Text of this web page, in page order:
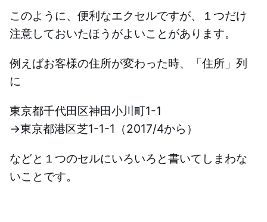
このように、便利なエクセルですが、１つだけ
注意しておいたほうがよいことがあります。
例えばお客様の住所が変わった時、「住所」列
に
東京都千代田区神田小川町1-1
→東京都港区芝1-1-1（2017/4から）
などと１つのセルにいろいろと書いてしまわな
いことです。